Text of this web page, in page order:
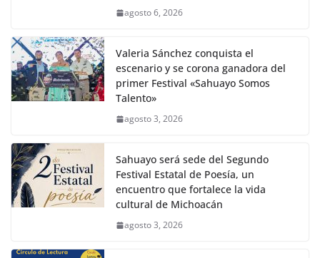
agosto 6, 2026
Valeria Sánchez conquista el
escenario y se corona ganadora del
primer Festival «Sahuayo Somos
Talento»
agosto 3, 2026
Sahuayo será sede del Segundo
Festival Estatal de Poesía, un
encuentro que fortalece la vida
cultural de Michoacán
agosto 3, 2026